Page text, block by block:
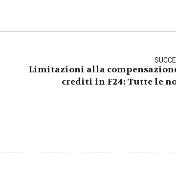
Limitazioni alla
crediti in F24: Tutte le